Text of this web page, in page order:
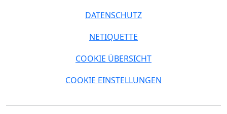
DATENSCHUTZ
NETIQUETTE
COOKIE ÜBERSICHT
COOKIE EINSTELLUNGEN